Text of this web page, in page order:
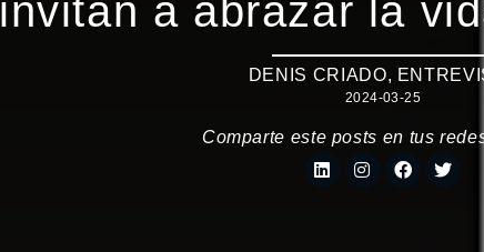
invitan a abrazar la
DENIS CRIADO,
2024-03-25
Comparte este posts en tus